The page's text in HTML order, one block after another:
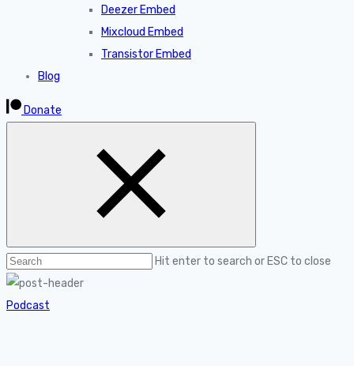
Deezer Embed
Mixcloud Embed
Transistor Embed
Blog
Donate
Hit enter to search or ESC to close
Podcast